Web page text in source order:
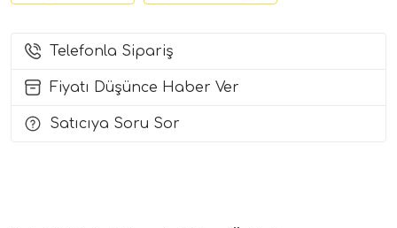
Arac Baslari)
Telefonla Sipariş
Fiyatı Düşünce Haber Ver
Satıcıya Soru Sor